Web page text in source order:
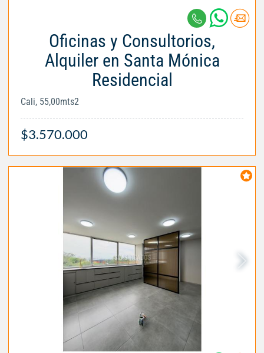
Oficinas y Consultorios,
Alquiler en Santa Mónica
Residencial
Cali, 55,00mts2
$3.570.000